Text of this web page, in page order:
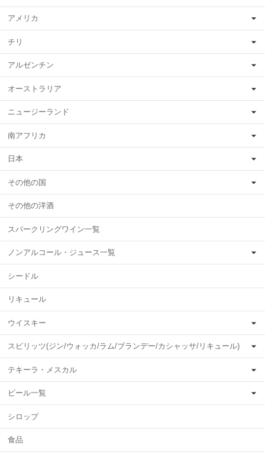
アメリカ
チリ
アルゼンチン
オーストラリア
ニュージーランド
南アフリカ
日本
その他の国
その他の洋酒
スパークリングワイン一覧
ノンアルコール・ジュース一覧
シードル
リキュール
ウイスキー
スピリッツ(ジン/ウォッカ/ラム/ブランデー/カシャッサ/リキュール)
テキーラ・メスカル
ビール一覧
シロップ
食品